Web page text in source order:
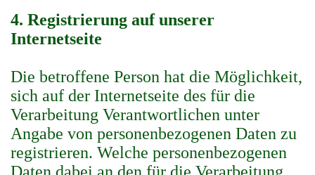
4. Registrierung auf unserer
Internetseite
Die betroffene Person hat die Möglichkeit,
sich auf der Internetseite des für die
Verarbeitung Verantwortlichen unter
Angabe von personenbezogenen Daten zu
registrieren. Welche personenbezogenen